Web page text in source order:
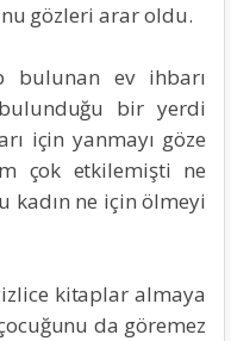
gözleri arar oldu.
bulunan ev ihbarı
bir yerdi
için yanmayı göze
çok etkilemişti ne
kadın ne için ölmeyi
kitaplar almaya
da göremez